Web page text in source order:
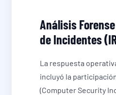
Análisis
de Incidentes
La respuesta
incluyó la
(Computer Security